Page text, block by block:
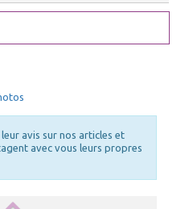
150.00 €
Ajout panier
avis sur nos articles et
avec vous leurs propres